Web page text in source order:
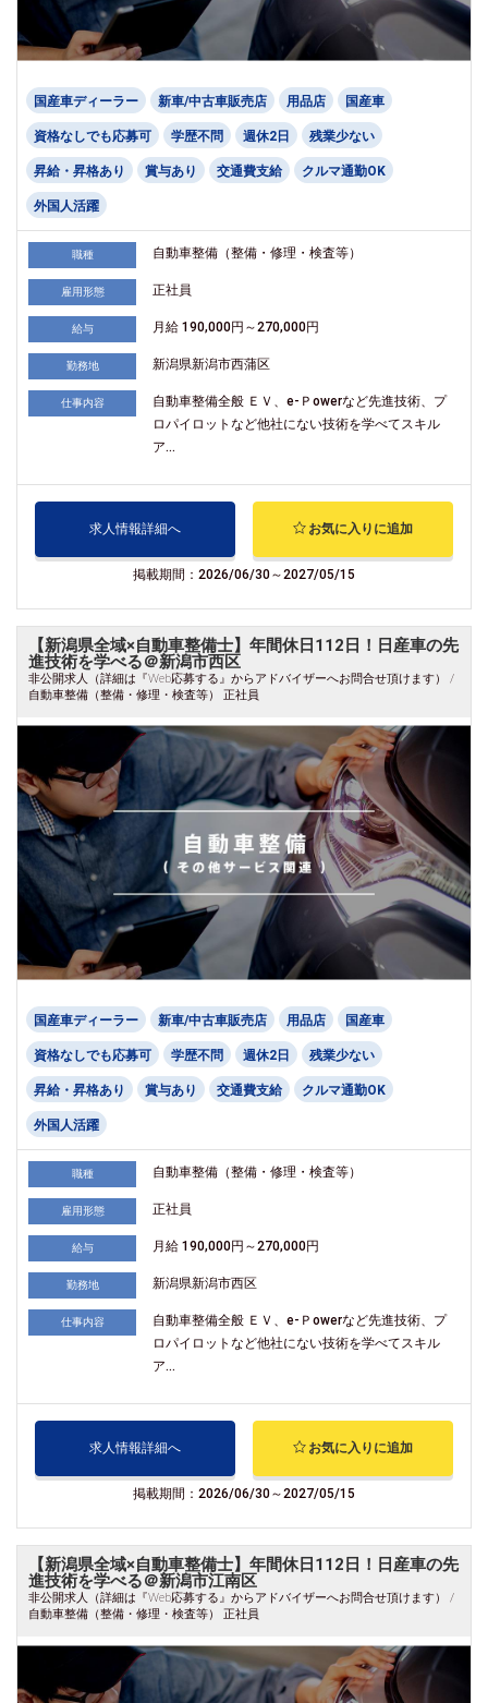
国産車ディーラー 新車/中古車販売店 用品店 国産車
資格なしでも応募可 学歴不問 週休2日 残業少ない
昇給・昇格あり 賞与あり 交通費支給 クルマ通勤OK
外国人活躍
職種 自動車整備（整備・修理・検査等）
雇用形態 正社員
給与 月給 190,000円～270,000円
勤務地 新潟県新潟市西蒲区
仕事内容
自動車整備全般 ＥＶ、e-Ｐowerなど先進技術、プ
ロパイロットなど他社にない技術を学べてスキル
ア...
求人情報詳細へ お気に入りに追加
掲載期間：2026/06/30～2027/05/15
【新潟県全域×自動車整備士】年間休日112日！日産車の先
進技術を学べる＠新潟市西区
非公開求人（詳細は『Web応募する』からアドバイザーへお問合せ頂けます） /
自動車整備（整備・修理・検査等） 正社員
国産車ディーラー 新車/中古車販売店 用品店 国産車
資格なしでも応募可 学歴不問 週休2日 残業少ない
昇給・昇格あり 賞与あり 交通費支給 クルマ通勤OK
外国人活躍
職種 自動車整備（整備・修理・検査等）
雇用形態 正社員
給与 月給 190,000円～270,000円
勤務地 新潟県新潟市西区
仕事内容
自動車整備全般 ＥＶ、e-Ｐowerなど先進技術、プ
ロパイロットなど他社にない技術を学べてスキル
ア...
求人情報詳細へ お気に入りに追加
掲載期間：2026/06/30～2027/05/15
【新潟県全域×自動車整備士】年間休日112日！日産車の先
進技術を学べる＠新潟市江南区
非公開求人（詳細は『Web応募する』からアドバイザーへお問合せ頂けます） /
自動車整備（整備・修理・検査等） 正社員